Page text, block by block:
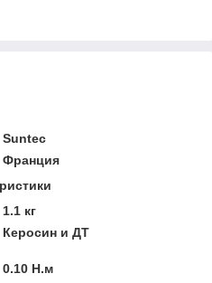
Suntec
Франция
1.1 кг
Керосин и ДТ
0.10 Н.м